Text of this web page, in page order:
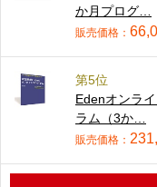
か月プログ…
販売価格：
第5位
Edenオンラ
ラム（3か…
販売価格：